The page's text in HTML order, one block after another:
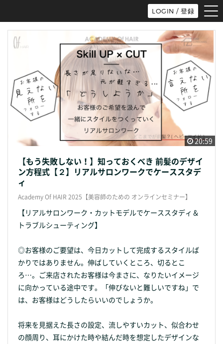
LOGIN / 登録
20:59
【もう失敗しない！】知っておくべき 前髪のデザイ
ン方程式【２】リアルサロンワークでケーススタデ
ィ
Academy Of HAIR 2025【美容師のための オンラインセミナー】
【リアルサロンワーク・カットモデルでケーススタディ＆
トラブルシューティング】
◎お客様のご要望は、今日カットして完成するスタイルば
かりではありません。伸ばしていくところ、切るとこ
ろ…。ご来店されたお客様は今まさに、なりたいイメージ
に向かっている途中です。「伸びないと難しいですね」で
は、お客様はどうしたらいいのでしょうか。
将来を見据えた長さの設定、流しやすいカット、似合わせ
の顔周り、耳にかけた時や結んだ時を想定したデザインな